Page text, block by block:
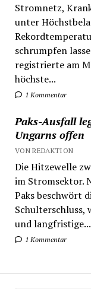
Stromnetz,
unter
schrumpfen
registrierte am
höchste...
1 Kommentar
Paks-Ausfall
Ungarns offen
VON REDAKTION
Die Hitzewelle
im Stromsektor.
Paks beschwört
und langfristige...
1 Kommentar